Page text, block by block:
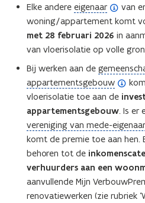
n
e
)
Elke andere eigenaar
(
o
p
e
d
e
n
van
woning/appartement komt
met 28 februari 2026 in
van vloerisolatie op volle
Bij werken aan de (
o
p
e
n
d
e
f
i
n
appartementsgebouw
(
o
p
e
n
d
e
f
i
vloerisolatie toe aan de
appartementsgebouw. Is er
vereniging van mede-
(
o
p
e
n
d
komt de premie toe aan hen.
behoren tot de
verhuurders aan een
aanvullende Mijn
renovatiewerken (zie rubriek